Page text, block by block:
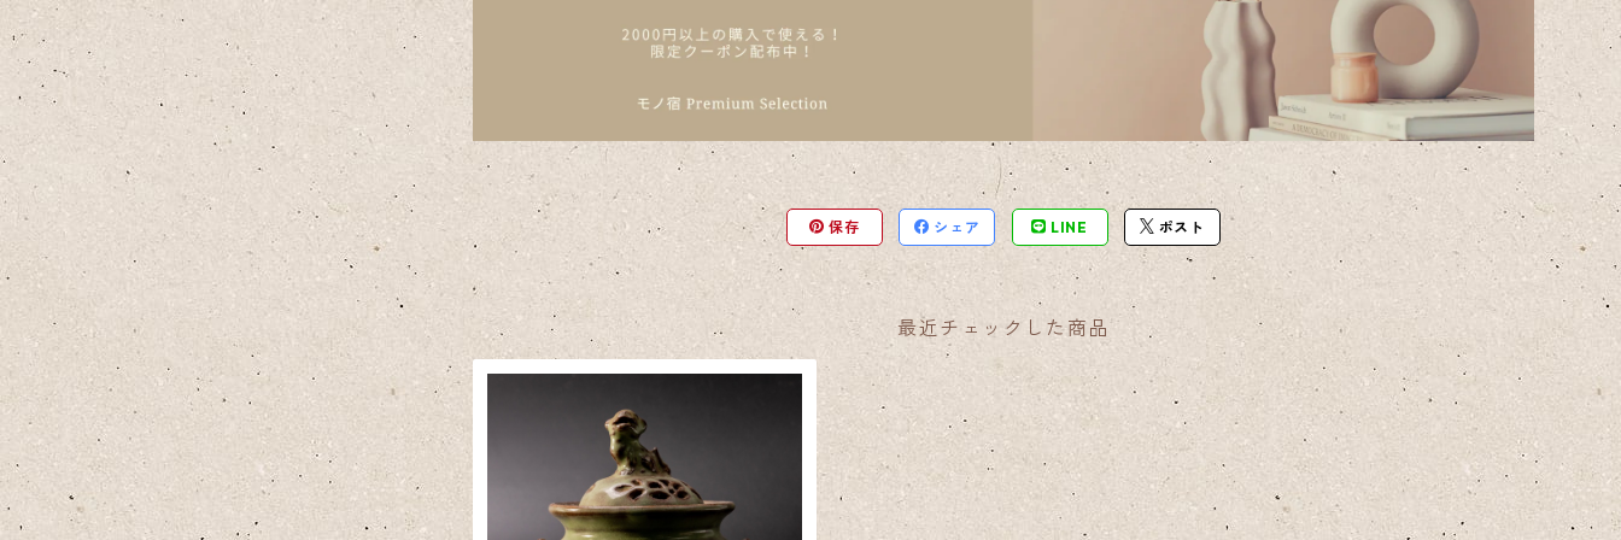
保存 シェア LINE ポスト
最近チェックした商品